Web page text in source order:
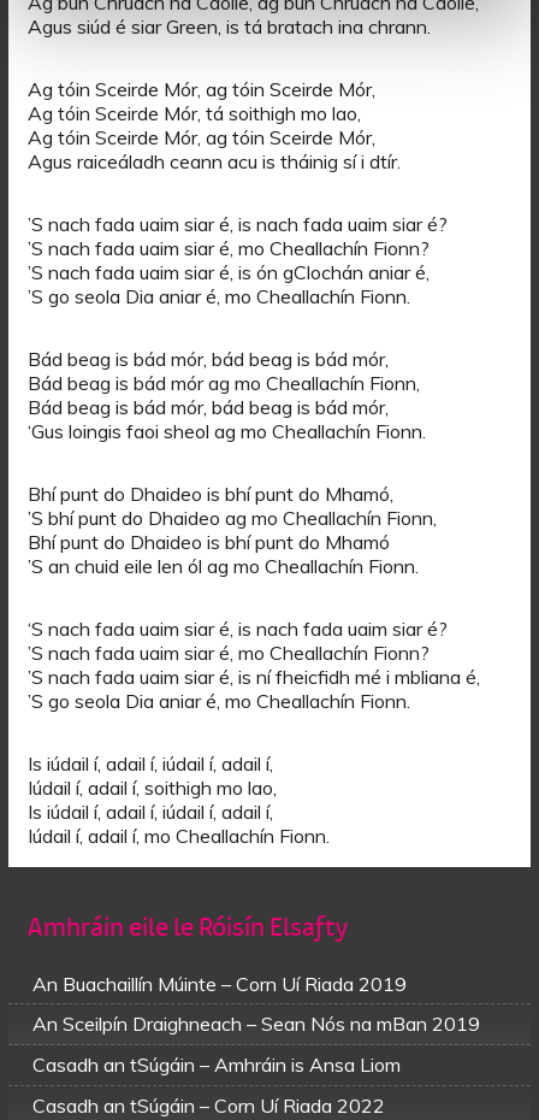
Agus siúd é siar Green, is tá bratach ina chrann.
Ag tóin Sceirde Mór, ag tóin Sceirde Mór,
Ag tóin Sceirde Mór, tá soithigh mo lao,
Ag tóin Sceirde Mór, ag tóin Sceirde Mór,
Agus raiceáladh ceann acu is tháinig sí i dtír.
’S nach fada uaim siar é, is nach fada uaim siar é?
’S nach fada uaim siar é, mo Cheallachín Fionn?
’S nach fada uaim siar é, is ón gClochán aniar é,
’S go seola Dia aniar é, mo Cheallachín Fionn.
Bád beag is bád mór, bád beag is bád mór,
Bád beag is bád mór ag mo Cheallachín Fionn,
Bád beag is bád mór, bád beag is bád mór,
‘Gus loingis faoi sheol ag mo Cheallachín Fionn.
Bhí punt do Dhaideo is bhí punt do Mhamó,
’S bhí punt do Dhaideo ag mo Cheallachín Fionn,
Bhí punt do Dhaideo is bhí punt do Mhamó
’S an chuid eile len ól ag mo Cheallachín Fionn.
‘S nach fada uaim siar é, is nach fada uaim siar é?
’S nach fada uaim siar é, mo Cheallachín Fionn?
’S nach fada uaim siar é, is ní fheicfidh mé i mbliana é,
’S go seola Dia aniar é, mo Cheallachín Fionn.
Is iúdail í, adail í, iúdail í, adail í,
Iúdail í, adail í, soithigh mo lao,
Is iúdail í, adail í, iúdail í, adail í,
Iúdail í, adail í, mo Cheallachín Fionn.
Amhráin eile le Róisín Elsafty
An Buachaillín Múinte – Corn Uí Riada 2019
An Sceilpín Draighneach – Sean Nós na mBan 2019
Casadh an tSúgáin – Amhráin is Ansa Liom
Casadh an tSúgáin – Corn Uí Riada 2022